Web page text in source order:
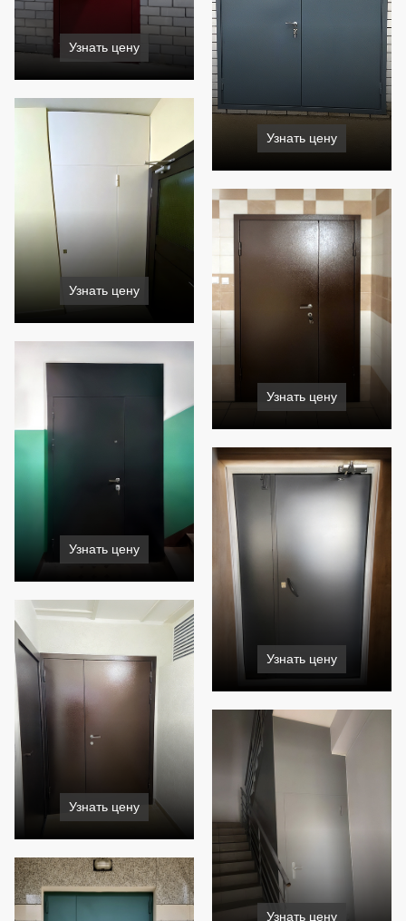
Узнать цену
Узнать цену
Узнать цену
Узнать цену
Узнать цену
Узнать цену
Узнать цену
Узнать цену